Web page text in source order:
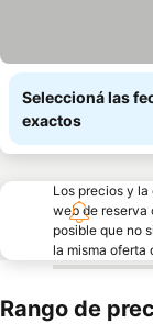
Seleccioná las
exactos
Los precios y
web de reserva
posible que no
la misma oferta
Rango de